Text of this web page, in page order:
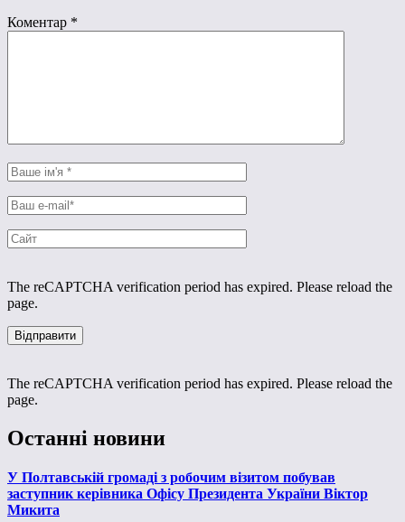
Коментар *
The reCAPTCHA verification period has expired. Please reload the
page.
The reCAPTCHA verification period has expired. Please reload the
page.
Останні новини
У Полтавській громаді з робочим візитом побував
заступник керівника Офісу Президента України Віктор
Микита